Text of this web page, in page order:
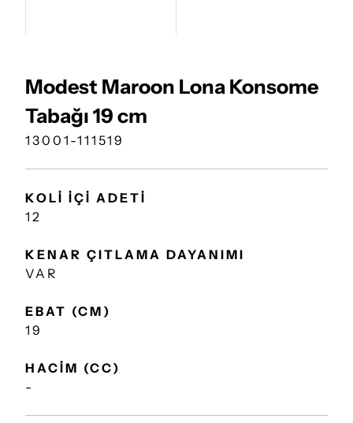
Modest Maroon Lona Konsome
Tabağı 19 cm
13001-111519
KOLİ İÇİ ADETİ
12
KENAR ÇITLAMA DAYANIMI
VAR
EBAT (CM)
19
HACİM (CC)
-